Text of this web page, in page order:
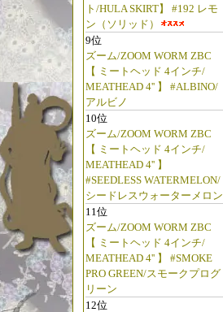
ト/HULA SKIRT】 #192 レモ
ン（ソリッド）
9位
ズーム/ZOOM WORM ZBC
【 ミートヘッド 4インチ/
MEATHEAD 4'' 】 #ALBINO/
アルビノ
10位
ズーム/ZOOM WORM ZBC
【 ミートヘッド 4インチ/
MEATHEAD 4'' 】
#SEEDLESS WATERMELON/
シードレスウォーターメロン
11位
ズーム/ZOOM WORM ZBC
【 ミートヘッド 4インチ/
MEATHEAD 4'' 】 #SMOKE
PRO GREEN/スモークプログ
リーン
12位